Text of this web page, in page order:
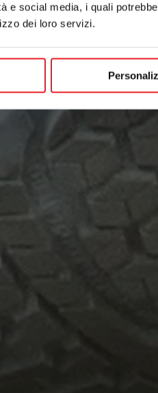
e social media, i quali
dei loro servizi.